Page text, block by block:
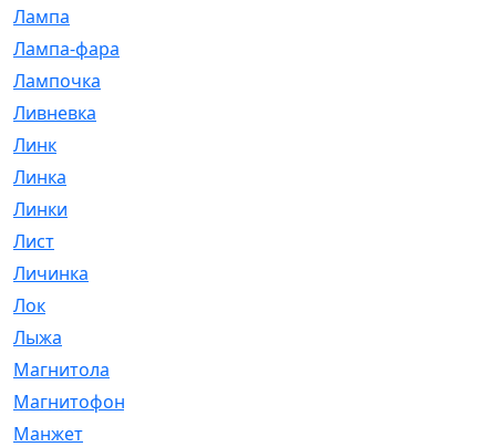
Лампа
Лампа-фара
Лампочка
Ливневка
Линк
Линка
Линки
Лист
Личинка
Лок
Лыжа
Магнитола
Магнитофон
Манжет